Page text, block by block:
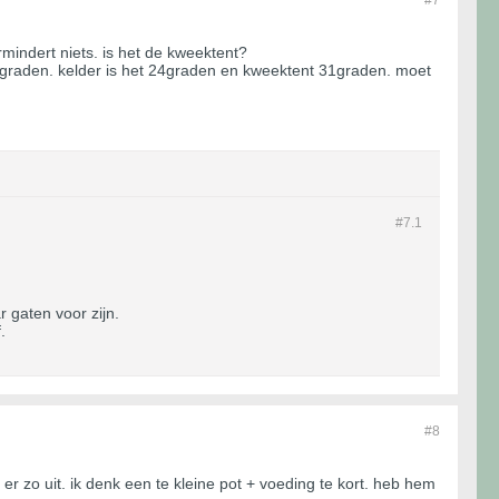
niets. is het de kweektent?
kelder is het 24graden en kweektent 31graden. moet
#7. 1
gaten voor zijn.
#8
zo uit. ik denk een te kleine pot + voeding te kort. heb hem